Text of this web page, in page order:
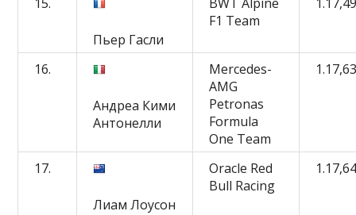
Пьер Гасли
F1 Team
16.
Андреа Кими
Антонелли
Mercedes-
AMG
Petronas
Formula
One Team
17.
Лиам Лоусон
Oracle Red
Bull Racing